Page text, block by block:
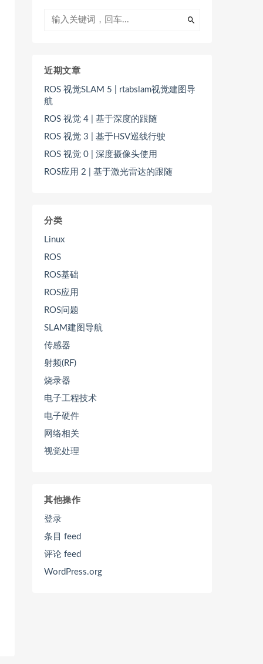
近期文章
ROS 视觉SLAM 5 | rtabslam视觉建图导
航
ROS 视觉 4 | 基于深度的跟随
ROS 视觉 3 | 基于HSV巡线行驶
ROS 视觉 0 | 深度摄像头使用
ROS应用 2 | 基于激光雷达的跟随
分类
Linux
ROS
ROS基础
ROS应用
ROS问题
SLAM建图导航
传感器
射频(RF)
烧录器
电子工程技术
电子硬件
网络相关
视觉处理
其他操作
登录
条目 feed
评论 feed
WordPress.org